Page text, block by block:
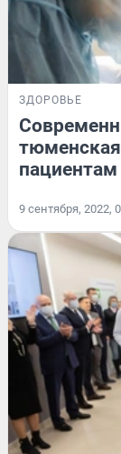
ЗДОРОВЬЕ
9 сентября, 2022,